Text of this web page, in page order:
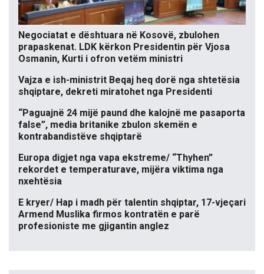
Negociatat e dështuara në Kosovë, zbulohen
prapaskenat. LDK kërkon Presidentin për Vjosa
Osmanin, Kurti i ofron vetëm ministri
Vajza e ish-ministrit Beqaj heq dorë nga shtetësia
shqiptare, dekreti miratohet nga Presidenti
“Paguajnë 24 mijë paund dhe kalojnë me pasaporta
false”, media britanike zbulon skemën e
kontrabandistëve shqiptarë
Europa digjet nga vapa ekstreme/ “Thyhen”
rekordet e temperaturave, mijëra viktima nga
nxehtësia
E kryer/ Hap i madh për talentin shqiptar, 17-vjeçari
Armend Muslika firmos kontratën e parë
profesioniste me gjigantin anglez